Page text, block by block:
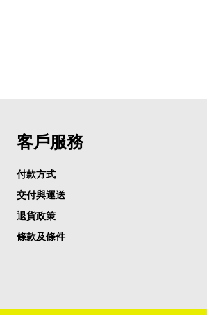
客戶服務
付款方式
交付與運送
退貨政策
條款及條件